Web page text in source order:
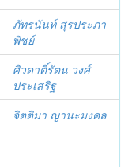
ภัทรนันท์ สุรประภา
พิชย์
ศิวดาติ์รัตน วงศ์
ประเสริฐ
จิตติมา ญานะมงคล